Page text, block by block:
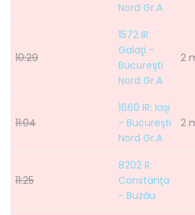
Nord Gr.A
10:29
1572 IR:
Galaţi -
Bucureşti
Nord Gr.A
2
11:04
1660 IR: Iaşi
- Bucureşti
Nord Gr.A
2
11:25
8202 R:
Constanţa
- Buzău